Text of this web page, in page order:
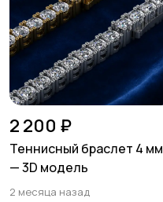
2 200 ₽
Теннисный браслет 4 мм
— 3D модель
2 месяца назад